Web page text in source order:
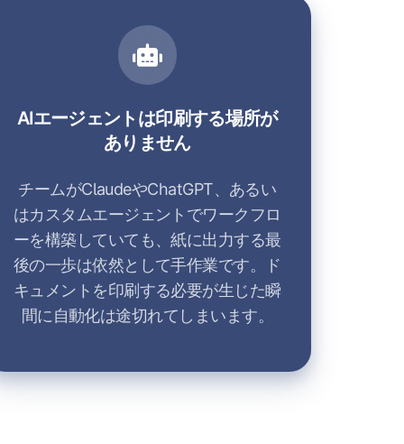
AIエージェントは印刷する場所が
ありません
チームがClaudeやChatGPT、あるい
はカスタムエージェントでワークフロ
ーを構築していても、紙に出力する最
後の一歩は依然として手作業です。ド
キュメントを印刷する必要が生じた瞬
間に自動化は途切れてしまいます。